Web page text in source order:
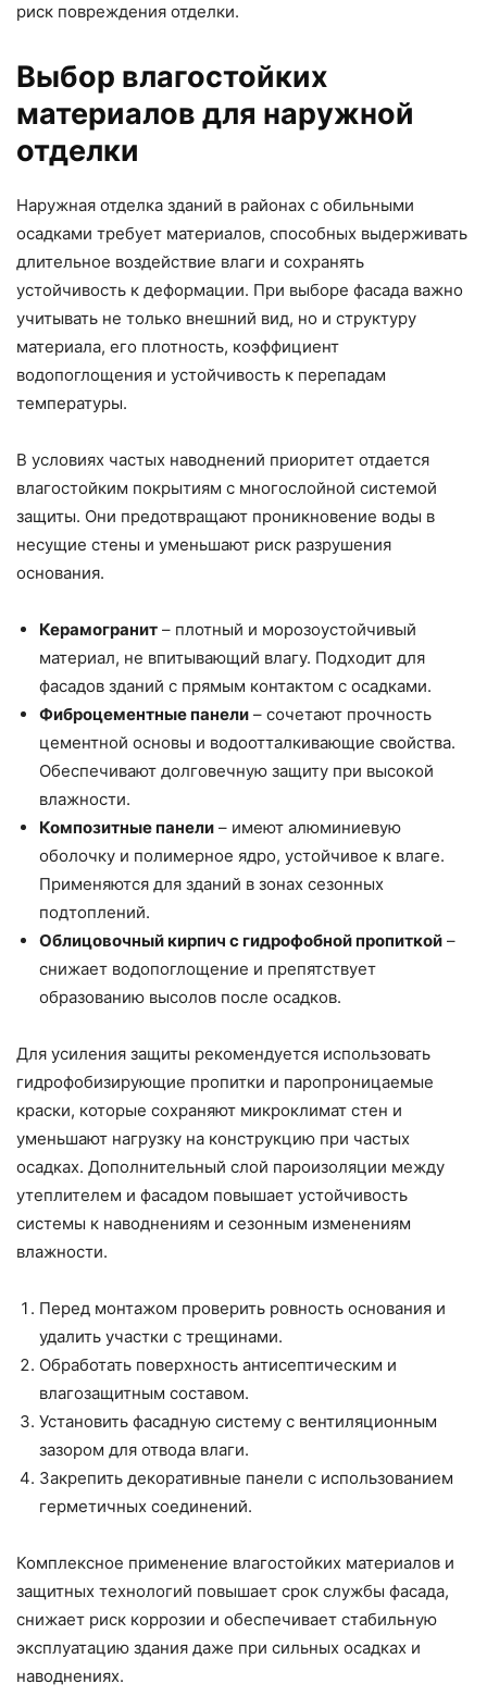
риск повреждения отделки.
Выбор влагостойких
материалов для наружной
отделки
Наружная отделка зданий в районах с обильными
осадками требует материалов, способных выдерживать
длительное воздействие влаги и сохранять
устойчивость к деформации. При выборе фасада важно
учитывать не только внешний вид, но и структуру
материала, его плотность, коэффициент
водопоглощения и устойчивость к перепадам
температуры.
В условиях частых наводнений приоритет отдается
влагостойким покрытиям с многослойной системой
защиты. Они предотвращают проникновение воды в
несущие стены и уменьшают риск разрушения
основания.
Керамогранит – плотный и морозоустойчивый
материал, не впитывающий влагу. Подходит для
фасадов зданий с прямым контактом с осадками.
Фиброцементные панели – сочетают прочность
цементной основы и водоотталкивающие свойства.
Обеспечивают долговечную защиту при высокой
влажности.
Композитные панели – имеют алюминиевую
оболочку и полимерное ядро, устойчивое к влаге.
Применяются для зданий в зонах сезонных
подтоплений.
Облицовочный кирпич с гидрофобной пропиткой –
снижает водопоглощение и препятствует
образованию высолов после осадков.
Для усиления защиты рекомендуется использовать
гидрофобизирующие пропитки и паропроницаемые
краски, которые сохраняют микроклимат стен и
уменьшают нагрузку на конструкцию при частых
осадках. Дополнительный слой пароизоляции между
утеплителем и фасадом повышает устойчивость
системы к наводнениям и сезонным изменениям
влажности.
Перед монтажом проверить ровность основания и
удалить участки с трещинами.
Обработать поверхность антисептическим и
влагозащитным составом.
Установить фасадную систему с вентиляционным
зазором для отвода влаги.
Закрепить декоративные панели с использованием
герметичных соединений.
Комплексное применение влагостойких материалов и
защитных технологий повышает срок службы фасада,
снижает риск коррозии и обеспечивает стабильную
эксплуатацию здания даже при сильных осадках и
наводнениях.